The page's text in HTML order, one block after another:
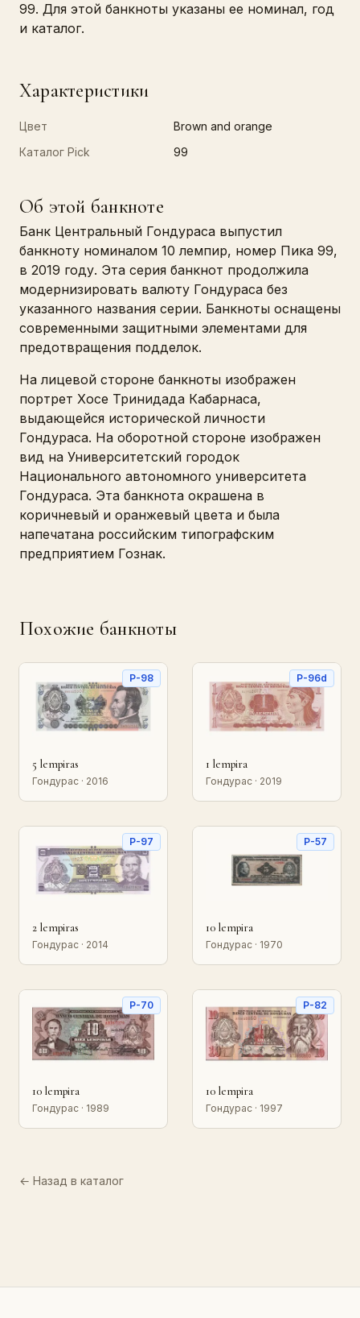
99. Для этой банкноты указаны ее номинал, год
и каталог.
Характеристики
Цвет
Brown and orange
Каталог Pick
99
Об этой банкноте
Банк Центральный Гондураса выпустил
банкноту номиналом 10 лемпир, номер Пика 99,
в 2019 году. Эта серия банкнот продолжила
модернизировать валюту Гондураса без
указанного названия серии. Банкноты оснащены
современными защитными элементами для
предотвращения подделок.
На лицевой стороне банкноты изображен
портрет Хосе Тринидада Кабарнаса,
выдающейся исторической личности
Гондураса. На оборотной стороне изображен
вид на Университетский городок
Национального автономного университета
Гондураса. Эта банкнота окрашена в
коричневый и оранжевый цвета и была
напечатана российским типографским
предприятием Гознак.
Похожие банкноты
P-98
5 lempiras
Гондурас · 2016
P-96d
1 lempira
Гондурас · 2019
P-97
2 lempiras
Гондурас · 2014
P-57
10 lempira
Гондурас · 1970
P-70
10 lempira
Гондурас · 1989
P-82
10 lempira
Гондурас · 1997
← Назад в каталог